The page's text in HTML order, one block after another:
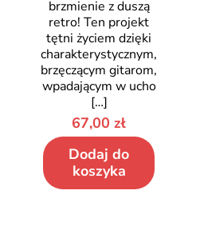
brzmienie z duszą
retro! Ten projekt
tętni życiem dzięki
charakterystycznym,
brzęczącym gitarom,
wpadającym w ucho
[…]
67,00zł
Dodaj do
koszyka